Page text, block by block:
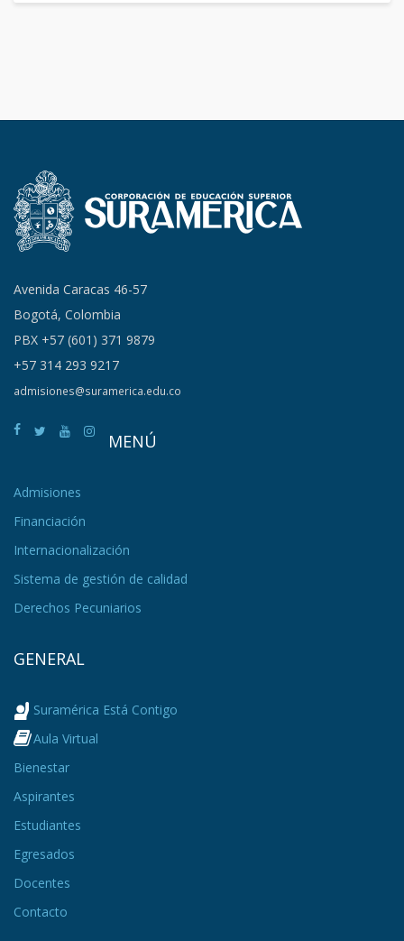
Avenida Caracas 46-57
Bogotá, Colombia
PBX +57 (601) 371 9879
+57 314 293 9217
admisiones@suramerica.edu.co
MENÚ
Admisiones
Financiación
Internacionalización
Sistema de gestión de calidad
Derechos Pecuniarios
GENERAL
Suramérica Está Contigo
Aula Virtual
Bienestar
Aspirantes
Estudiantes
Egresados
Docentes
Contacto